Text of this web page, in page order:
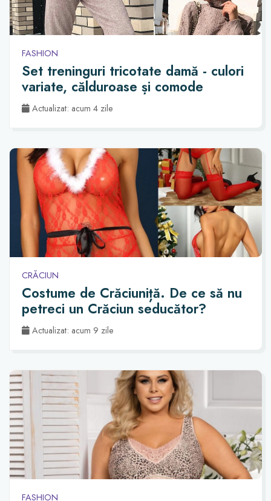
FASHION
Set treninguri tricotate damă - culori
variate, călduroase și comode
Actualizat: acum 4 zile
CRĂCIUN
Costume de Crăciuniță. De ce să nu
petreci un Crăciun seducător?
Actualizat: acum 9 zile
FASHION